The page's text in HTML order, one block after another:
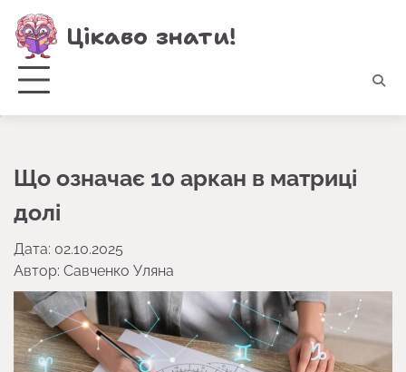
Перейти
до
вмісту
Цікаво знати!
Що означає 10 аркан в матриці
долі
Дата: 02.10.2025
Автор: Савченко Уляна